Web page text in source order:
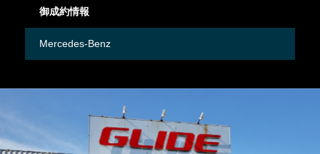
御成約情報
Mercedes-Benz